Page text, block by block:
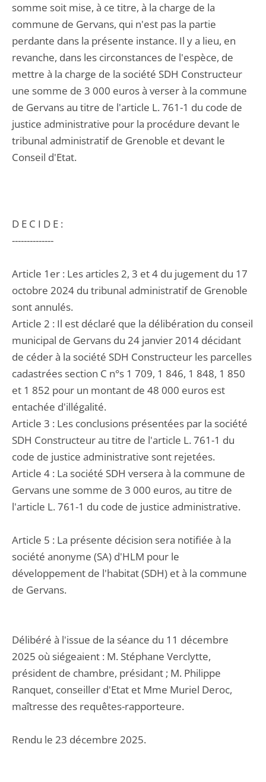
somme soit mise, à ce titre, à la charge de la
commune de Gervans, qui n'est pas la partie
perdante dans la présente instance. Il y a lieu, en
revanche, dans les circonstances de l'espèce, de
mettre à la charge de la société SDH Constructeur
une somme de 3 000 euros à verser à la commune
de Gervans au titre de l'article L. 761-1 du code de
justice administrative pour la procédure devant le
tribunal administratif de Grenoble et devant le
Conseil d'Etat.
D E C I D E :
--------------
Article 1er : Les articles 2, 3 et 4 du jugement du 17
octobre 2024 du tribunal administratif de Grenoble
sont annulés.
Article 2 : Il est déclaré que la délibération du conseil
municipal de Gervans du 24 janvier 2014 décidant
de céder à la société SDH Constructeur les parcelles
cadastrées section C n°s 1 709, 1 846, 1 848, 1 850
et 1 852 pour un montant de 48 000 euros est
entachée d'illégalité.
Article 3 : Les conclusions présentées par la société
SDH Constructeur au titre de l'article L. 761-1 du
code de justice administrative sont rejetées.
Article 4 : La société SDH versera à la commune de
Gervans une somme de 3 000 euros, au titre de
l'article L. 761-1 du code de justice administrative.
Article 5 : La présente décision sera notifiée à la
société anonyme (SA) d'HLM pour le
développement de l'habitat (SDH) et à la commune
de Gervans.
Délibéré à l'issue de la séance du 11 décembre
2025 où siégeaient : M. Stéphane Verclytte,
président de chambre, présidant ; M. Philippe
Ranquet, conseiller d'Etat et Mme Muriel Deroc,
maîtresse des requêtes-rapporteure.
Rendu le 23 décembre 2025.